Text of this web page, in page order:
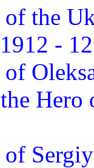
of the
-
of